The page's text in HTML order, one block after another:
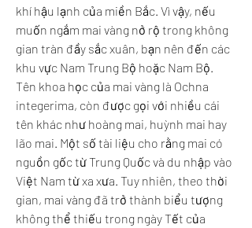
khí hậu lạnh của miền Bắc. Vì vậy, nếu
muốn ngắm mai vàng nở rộ trong không
gian tràn đầy sắc xuân, bạn nên đến các
khu vực Nam Trung Bộ hoặc Nam Bộ.
Tên khoa học của mai vàng là Ochna
integerima, còn được gọi với nhiều cái
tên khác như hoàng mai, huỳnh mai hay
lão mai. Một số tài liệu cho rằng mai có
nguồn gốc từ Trung Quốc và du nhập vào
Việt Nam từ xa xưa. Tuy nhiên, theo thời
gian, mai vàng đã trở thành biểu tượng
không thể thiếu trong ngày Tết của